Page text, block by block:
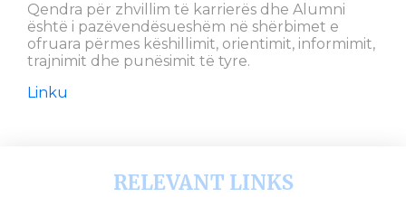
Qendra për zhvillim të karrierës dhe Alumni
është i pazëvendësueshëm në shërbimet e
ofruara përmes këshillimit, orientimit, informimit,
trajnimit dhe punësimit të tyre.
Linku
RELEVANT LINKS